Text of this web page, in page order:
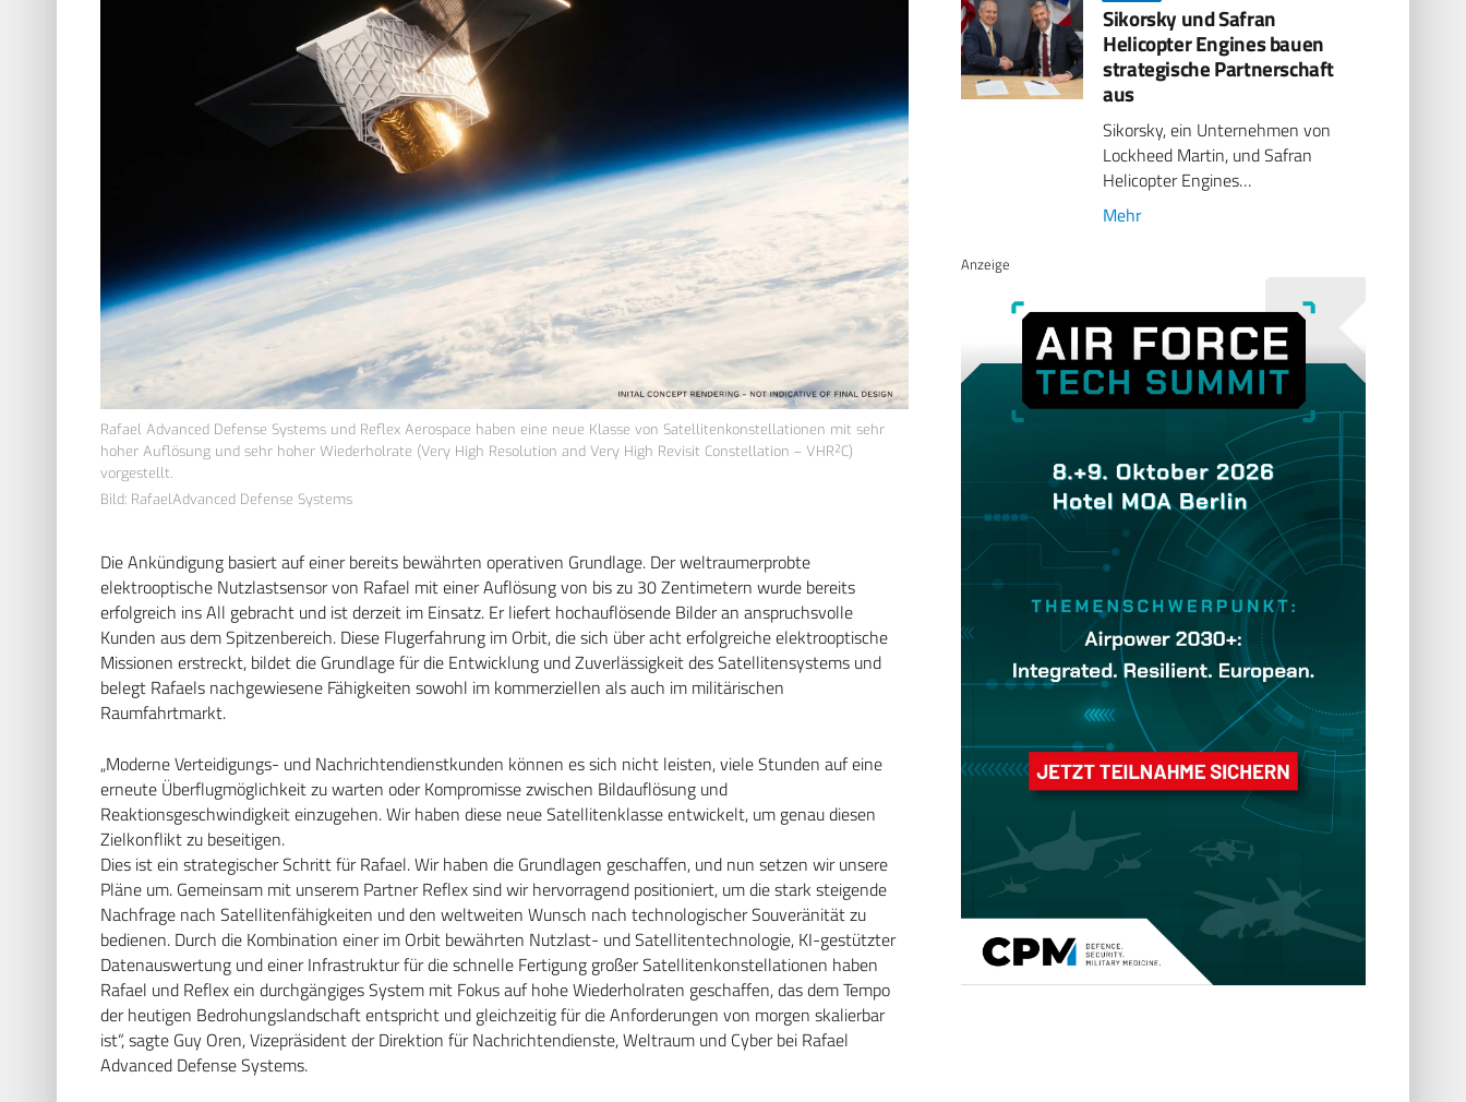
Rafael Advanced Defense Systems und Reflex Aerospace haben eine neue Klasse von Satellitenkonstellationen mit sehr
hoher Auflösung und sehr hoher Wiederholrate (Very High Resolution and Very High Revisit Constellation – VHR²C)
vorgestellt.
Bild: RafaelAdvanced Defense Systems
Die Ankündigung basiert auf einer bereits bewährten operativen Grundlage. Der weltraumerprobte
elektrooptische Nutzlastsensor von Rafael mit einer Auflösung von bis zu 30 Zentimetern wurde bereits
erfolgreich ins All gebracht und ist derzeit im Einsatz. Er liefert hochauflösende Bilder an anspruchsvolle
Kunden aus dem Spitzenbereich. Diese Flugerfahrung im Orbit, die sich über acht erfolgreiche elektrooptische
Missionen erstreckt, bildet die Grundlage für die Entwicklung und Zuverlässigkeit des Satellitensystems und
belegt Rafaels nachgewiesene Fähigkeiten sowohl im kommerziellen als auch im militärischen
Raumfahrtmarkt.
„Moderne Verteidigungs- und Nachrichtendienstkunden können es sich nicht leisten, viele Stunden auf eine
erneute Überflugmöglichkeit zu warten oder Kompromisse zwischen Bildauflösung und
Reaktionsgeschwindigkeit einzugehen. Wir haben diese neue Satellitenklasse entwickelt, um genau diesen
Zielkonflikt zu beseitigen.
Dies ist ein strategischer Schritt für Rafael. Wir haben die Grundlagen geschaffen, und nun setzen wir unsere
Pläne um. Gemeinsam mit unserem Partner Reflex sind wir hervorragend positioniert, um die stark steigende
Nachfrage nach Satellitenfähigkeiten und den weltweiten Wunsch nach technologischer Souveränität zu
bedienen. Durch die Kombination einer im Orbit bewährten Nutzlast- und Satellitentechnologie, KI-gestützter
Datenauswertung und einer Infrastruktur für die schnelle Fertigung großer Satellitenkonstellationen haben
Rafael und Reflex ein durchgängiges System mit Fokus auf hohe Wiederholraten geschaffen, das dem Tempo
der heutigen Bedrohungslandschaft entspricht und gleichzeitig für die Anforderungen von morgen skalierbar
ist“, sagte Guy Oren, Vizepräsident der Direktion für Nachrichtendienste, Weltraum und Cyber bei Rafael
Advanced Defense Systems.
Sikorsky und Safran
Helicopter Engines bauen
strategische Partnerschaft
aus
Sikorsky, ein Unternehmen von
Lockheed Martin, und Safran
Helicopter Engines…
Mehr
Anzeige